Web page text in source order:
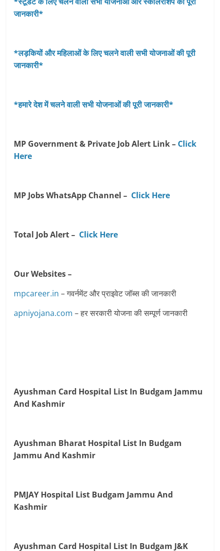
जानकारी*
*लड़कियों और महिलाओं के लिए चलने वाली सभी योजनाओं की पूरी
जानकारी*
*हमारे देश में चलने वाली सभी योजनाओं की पूरी जानकारी*
MP Government & Private Job Alert Link – Click
Here
MP Jobs WhatsApp Channel – Click Here
Total Job Alert – Click Here
Our Websites –
mpcareer.in – गवर्नमेंट और प्राइवेट जॉब्‍स की जानकारी
apniyojana.com – हर सरकारी योजना की सम्पूर्ण जानकारी
Ayushman Card Hospital List In Budgam Jammu
And Kashmir
Ayushman Bharat Hospital List In Budgam
Jammu And Kashmir
PMJAY Hospital List Budgam Jammu And
Kashmir
Ayushman Card Hospital List In Budgam J&K